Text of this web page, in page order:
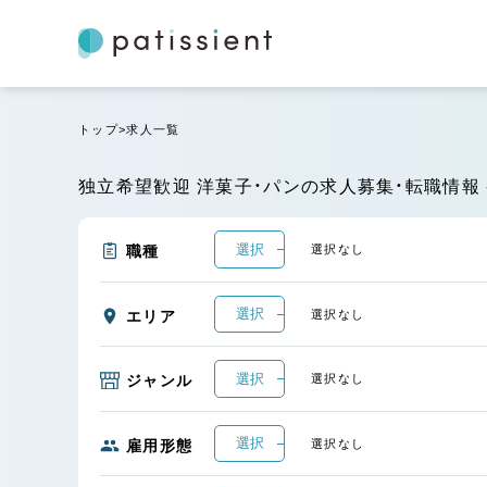
トップ 求人一覧
独立希望歓迎 洋菓子・パンの求人募集・転職情報
職種 選択 選択なし
エリア 選択 選択なし
ジャンル 選択 選択なし
雇用形態 選択 選択なし